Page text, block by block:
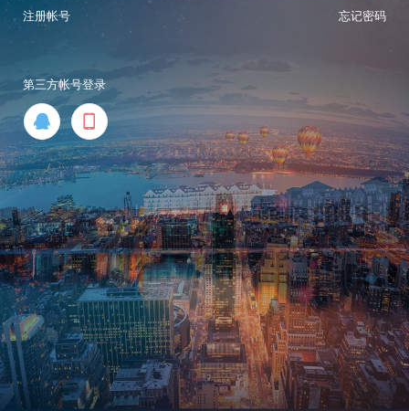
忘记密码
注册帐号
第三方帐号登录
 